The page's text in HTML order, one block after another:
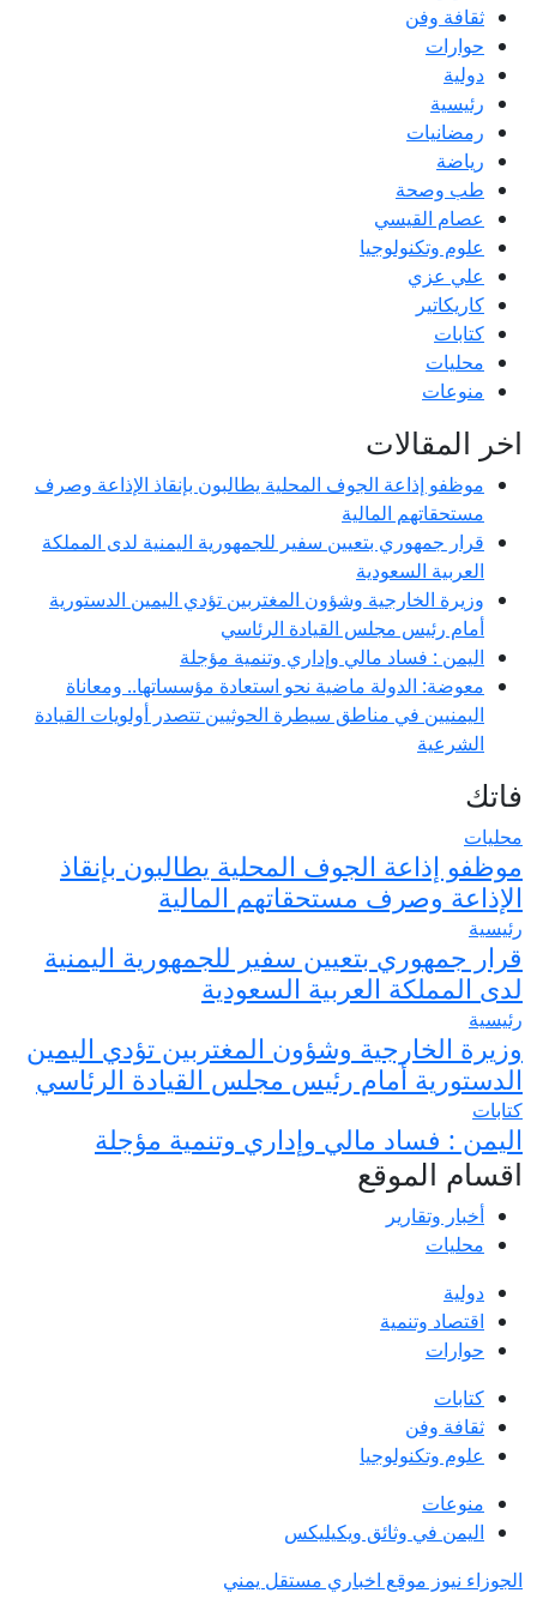
ثقافة وفن
حوارات
دولية
رئيسية
رمضانيات
رياضة
طب وصحة
عصام القيسي
علوم وتكنولوجيا
علي عزي
كاريكاتير
كتابات
محليات
منوعات
اخر المقالات
موظفو إذاعة الجوف المحلية يطالبون بإنقاذ الإذاعة وصرف
مستحقاتهم المالية
قرار جمهوري بتعيين سفير للجمهورية اليمنية لدى المملكة
العربية السعودية
وزيرة الخارجية وشؤون المغتربين تؤدي اليمين الدستورية
أمام رئيس مجلس القيادة الرئاسي
اليمن : فساد مالي وإداري وتنمية مؤجلة
معوضة: الدولة ماضية نحو استعادة مؤسساتها.. ومعاناة
اليمنيين في مناطق سيطرة الحوثيين تتصدر أولويات القيادة
الشرعية
فاتك
محليات
موظفو إذاعة الجوف المحلية يطالبون بإنقاذ
الإذاعة وصرف مستحقاتهم المالية
رئيسية
قرار جمهوري بتعيين سفير للجمهورية اليمنية
لدى المملكة العربية السعودية
رئيسية
وزيرة الخارجية وشؤون المغتربين تؤدي اليمين
الدستورية أمام رئيس مجلس القيادة الرئاسي
كتابات
اليمن : فساد مالي وإداري وتنمية مؤجلة
اقسام الموقع
أخبار وتقارير
محليات
دولية
اقتصاد وتنمية
حوارات
كتابات
ثقافة وفن
علوم وتكنولوجيا
منوعات
اليمن في وثائق ويكيليكس
الجوزاء نيوز موقع اخباري مستقل يمني